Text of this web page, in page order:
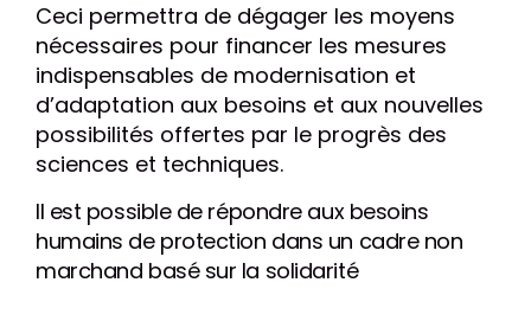
Ceci permettra de dégager les moyens
nécessaires pour financer les mesures
indispensables de modernisation et
d’adaptation aux besoins et aux nouvelles
possibilités offertes par le progrès des
sciences et techniques.
Il est possible de répondre aux besoins
humains de protection dans un cadre non
marchand basé sur la solidarité